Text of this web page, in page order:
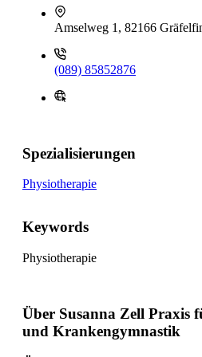
Amselweg 1, 82166
(089) 85852876
Spezialisierungen
Physiotherapie
Keywords
Physiotherapie
Über Susanna Zell Praxis
und Krankengymnastik